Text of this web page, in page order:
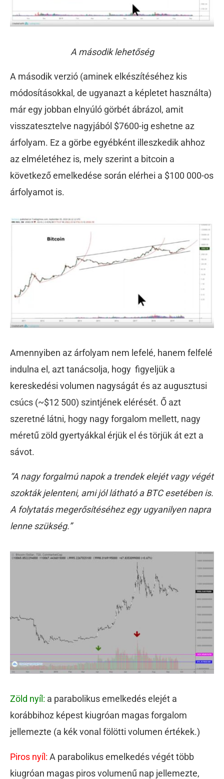
A második lehetőség
A második verzió (aminek elkészítéséhez kis
módosításokkal, de ugyanazt a képletet használta)
már egy jobban elnyúló görbét ábrázol, amit
visszatesztelve nagyjából $7600-ig eshetne az
árfolyam. Ez a görbe egyébként illeszkedik ahhoz
az elméletéhez is, mely szerint a bitcoin a
következő emelkedése során elérhei a $100 000-os
árfolyamot is.
Amennyiben az árfolyam nem lefelé, hanem felfelé
indulna el, azt tanácsolja, hogy figyeljük a
kereskedési volumen nagyságát és az augusztusi
csúcs (~$12 500) szintjének elérését. Ő azt
szeretné látni, hogy nagy forgalom mellett, nagy
méretű zöld gyertyákkal érjük el és törjük át ezt a
sávot.
“A nagy forgalmú napok a trendek elejét vagy végét
szokták jelenteni, ami jól látható a BTC esetében is.
A folytatás megerősítéséhez egy ugyanilyen napra
lenne szükség.”
Zöld nyíl: a parabolikus emelkedés elejét a
korábbihoz képest kiugróan magas forgalom
jellemezte (a kék vonal fölötti volumen értékek.)
Piros nyíl: A parabolikus emelkedés végét több
kiugróan magas piros volumenű nap jellemezte,